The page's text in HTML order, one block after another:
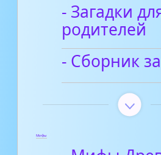
- Загадки
родителей
- Сборник
Мифы